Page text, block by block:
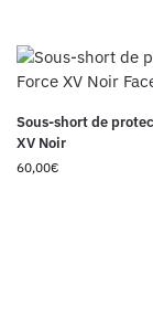
Sous-short de
XV Noir
60,00€